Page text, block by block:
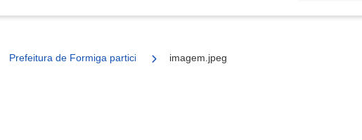
Prefeitura de Formiga participa de workshop sobre dados e gestão pública
imagem.jpeg